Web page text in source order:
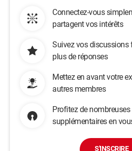
Connectez-vous
partagent vos intérêts
Suivez vos discussions
plus de réponses
Mettez en avant votre
autres membres
Profitez de
supplémentaires en
S'INSCRIRE